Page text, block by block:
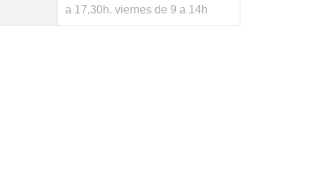
a 17,30h. viernes de 9 a 14h